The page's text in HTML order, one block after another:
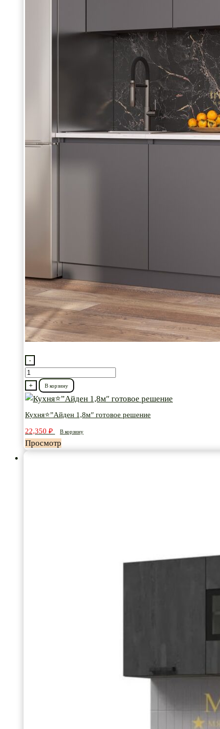
-
Количество
товара
Кухня⭐”Айден
готовое
решение
+ В корзину
Кухня⭐”Айден 1,8м″ готовое решение
22,350 ₽ В корзину
Просмотр